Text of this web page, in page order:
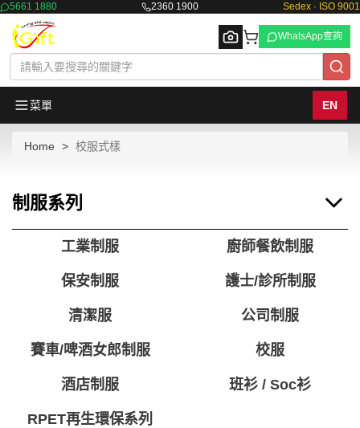
5661 1880 2360 1900 Sedex · ISO 9001
WhatsApp查詢
菜單 EN
Home 校服式樣
制服系列
工業制服 廚師餐飲制服
保安制服 護士/診所制服
清潔服 公司制服
賽車/啤酒女郎制服 校服
酒店制服 班衫 / Soc衫
RPET再生環保系列